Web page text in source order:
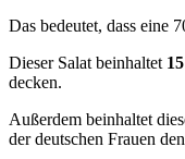
Das bedeutet, dass eine
Dieser Salat beinhaltet
decken.
Außerdem beinhaltet
der deutschen Frauen den